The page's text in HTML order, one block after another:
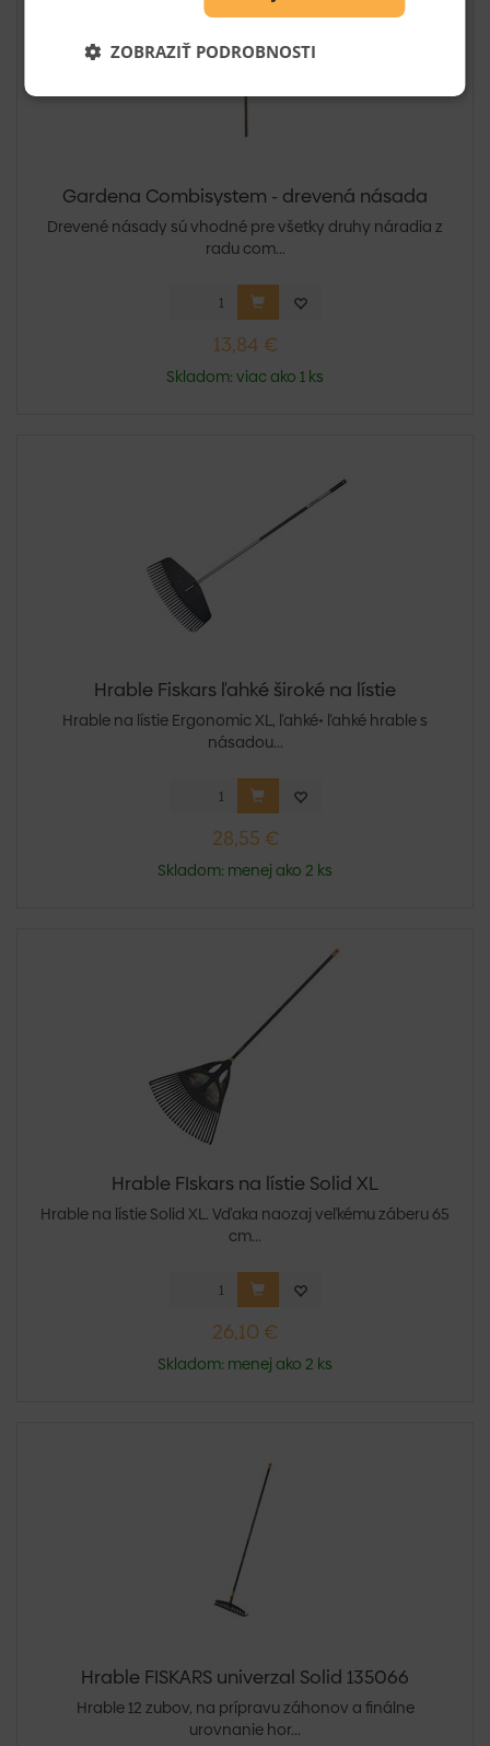
Gardena Combisystem - drevená násada
Drevené násady sú vhodné pre všetky druhy náradia z
radu com...
13,84 €
Skladom: viac ako 1 ks
Hrable Fiskars ľahké široké na lístie
Hrable na lístie Ergonomic XL, ľahké• ľahké hrable s
násadou...
28,55 €
Skladom: menej ako 2 ks
Hrable FIskars na lístie Solid XL
Hrable na lístie Solid XL. Vďaka naozaj veľkému záberu 65
cm...
26,10 €
Skladom: menej ako 2 ks
Hrable FISKARS univerzal Solid 135066
Hrable 12 zubov, na prípravu záhonov a finálne
urovnanie hor...
ZOBRAZIŤ PODROBNOSTI